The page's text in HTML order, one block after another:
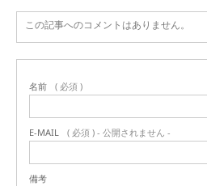
この記事へのコメントはありません。
名前 ( 必須 )
E-MAIL ( 必須 ) - 公開されません -
備考